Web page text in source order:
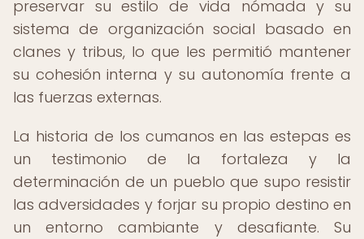
preservar su estilo de vida nómada y su
sistema de organización social basado en
clanes y tribus, lo que les permitió mantener
su cohesión interna y su autonomía frente a
las fuerzas externas.
La historia de los cumanos en las estepas es
un testimonio de la fortaleza y la
determinación de un pueblo que supo resistir
las adversidades y forjar su propio destino en
un entorno cambiante y desafiante. Su